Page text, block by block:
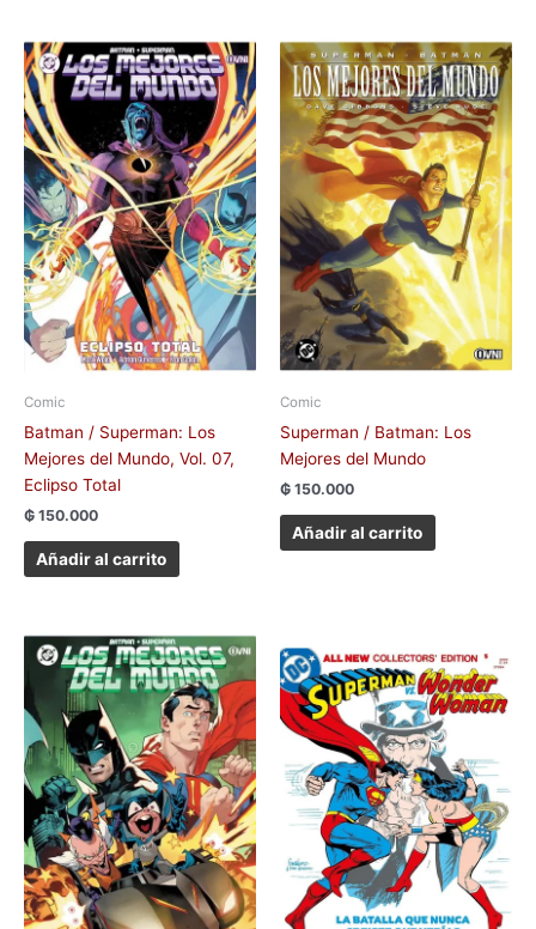
Comic
Batman / Superman: Los
Mejores del Mundo, Vol. 07,
Eclipso Total
₲ 150.000
Añadir al carrito
Comic
Superman / Batman: Los
Mejores del Mundo
₲ 150.000
Añadir al carrito